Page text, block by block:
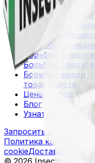
Справочник
Отзывы клиентов
Комплексная
Почему
Зона
Борьба с
Борьба с
Борьба с
товариществ
Цены на борьбу с
Блог
Узнать стоимость
Запросить цену
Политика
cookieДоставка
© 2026 Insecto OÜ.